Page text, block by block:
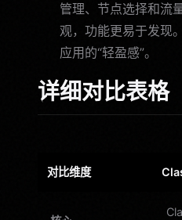
管理、节点选择和流
观，功能更易于发现
应用的“轻盈感”。
详细对比表格
对比维度